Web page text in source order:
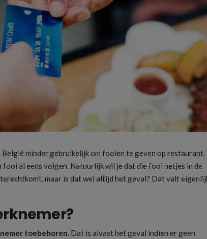
minder gebruikelijk om fooien te geven op restaurant.
fooi al eens volgen. Natuurlijk wil je dat die fooi netjes in de
maar is dat wel altijd het geval? Dat valt
toebehoren. Dat is alvast het geval indien er geen